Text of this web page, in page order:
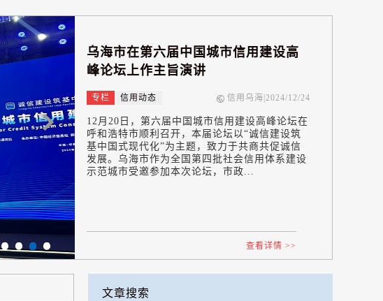
乌海市在第六届中国城市信用建设高
峰论坛上作主旨演讲
专栏 信用动态 信用乌海 2024/12/24
12月20日，第六届中国城市信用建设高峰论坛在
呼和浩特市顺利召开，本届论坛以“诚信建设筑
基中国式现代化”为主题，致力于共商共促诚信
发展。乌海市作为全国第四批社会信用体系建设
示范城市受邀参加本次论坛，市政...
查看详情 >>
2 3 4 5
文章搜索